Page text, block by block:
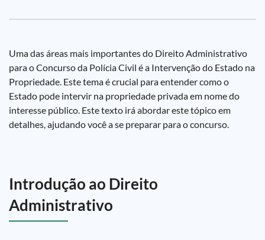
Uma das áreas mais importantes do Direito Administrativo
para o Concurso da Polícia Civil é a Intervenção do Estado na
Propriedade. Este tema é crucial para entender como o
Estado pode intervir na propriedade privada em nome do
interesse público. Este texto irá abordar este tópico em
detalhes, ajudando você a se preparar para o concurso.
Introdução ao Direito
Administrativo